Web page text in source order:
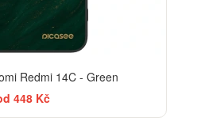
Redmi 14C - Green
448 Kč